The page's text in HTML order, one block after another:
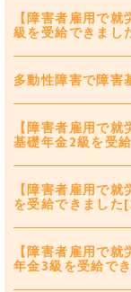
【障害者雇用で
級を受給できま
多動性障害で障
【障害者雇用で
基礎年金2級を受
【障害者雇用で
を受給できました
【障害者雇用で
年金3級を受給で